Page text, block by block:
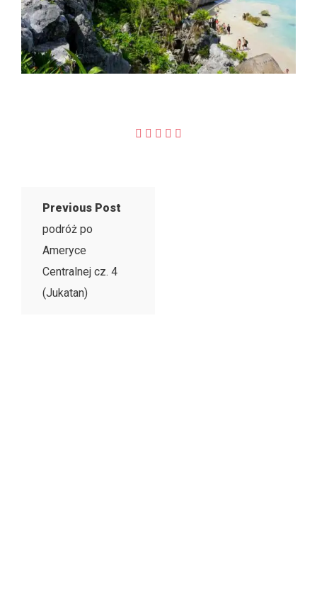
Previous Post
podróż po
Ameryce
Centralnej cz. 4
(Jukatan)